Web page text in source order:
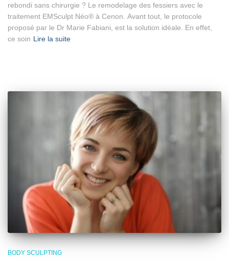
rebondi sans chirurgie ? Le remodelage des fessiers avec le
traitement EMSculpt Néo® à Cenon. Avant tout, le protocole
proposé par le Dr Marie Fabiani, est la solution idéale. En effet,
ce soin Lire la suite
BODY SCULPTING